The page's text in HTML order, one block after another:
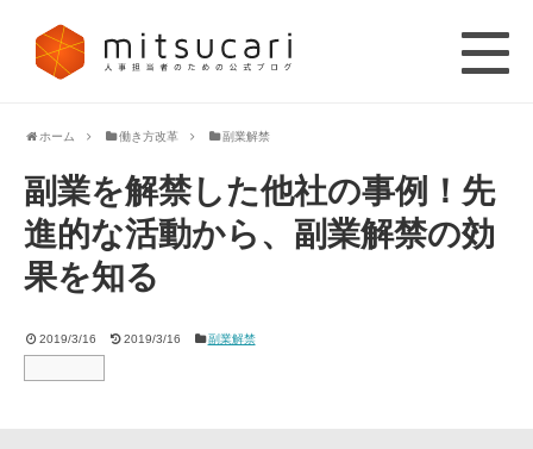
ホーム 働き方改革 副業解禁
副業を解禁した他社の事例！先
進的な活動から、副業解禁の効
果を知る
2019/3/16 2019/3/16 副業解禁